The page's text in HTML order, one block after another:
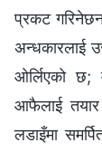
प्रकट
अन्धकारलाई
ओर्लिएको छ;
आफैलाई तयार
लडाइँमा